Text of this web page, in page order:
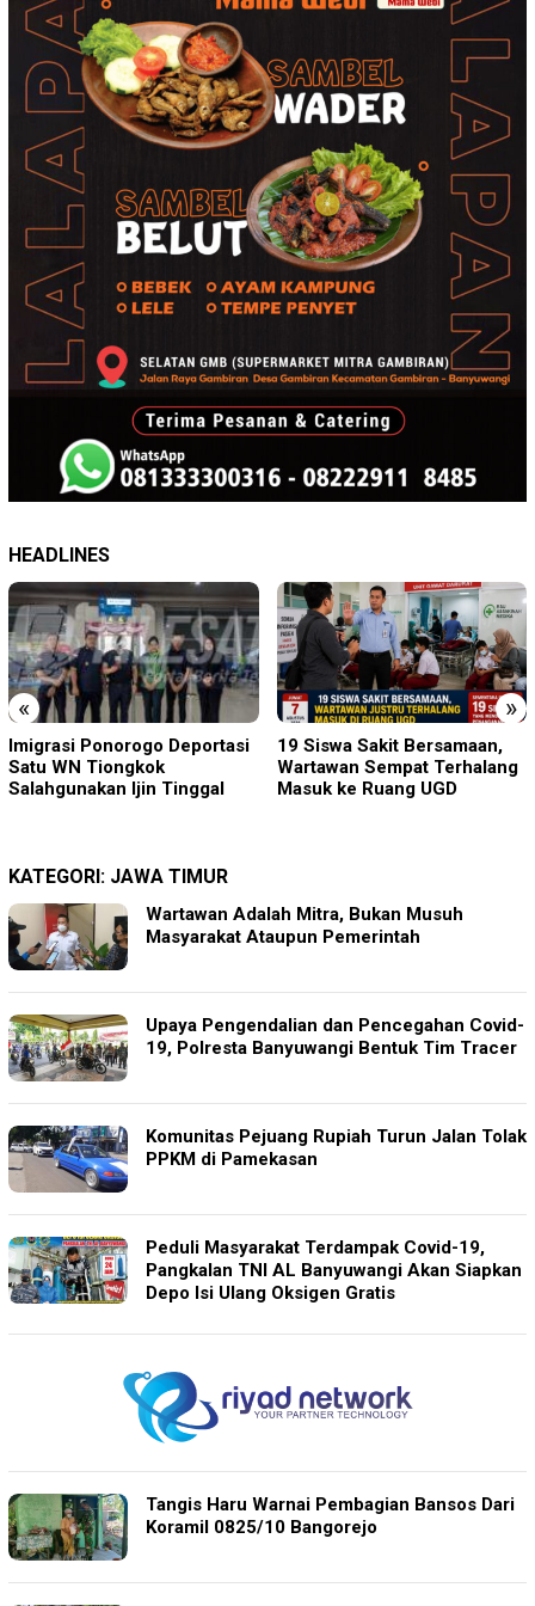
HEADLINES
« »
19 Siswa Sakit Bersamaan,
Wartawan Sempat Terhalang
Masuk ke Ruang UGD
Sambut HUT RI ke-81 di
Gunung Sanggabuana, KPU
Karawang Jaga Stamina
KATEGORI: JAWA TIMUR
Wartawan Adalah Mitra, Bukan Musuh
Masyarakat Ataupun Pemerintah
Upaya Pengendalian dan Pencegahan Covid-
19, Polresta Banyuwangi Bentuk Tim Tracer
Komunitas Pejuang Rupiah Turun Jalan Tolak
PPKM di Pamekasan
Peduli Masyarakat Terdampak Covid-19,
Pangkalan TNI AL Banyuwangi Akan Siapkan
Depo Isi Ulang Oksigen Gratis
Tangis Haru Warnai Pembagian Bansos Dari
Koramil 0825/10 Bangorejo